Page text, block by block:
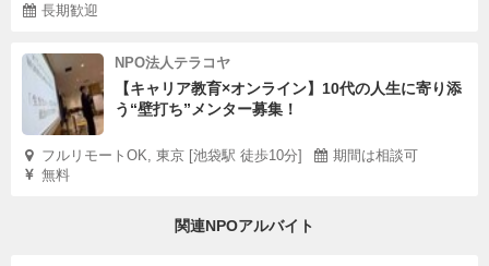
長期歓迎
NPO法人テラコヤ
【キャリア教育×オンライン】10代の人生に寄り添
う“壁打ち”メンター募集！
フルリモートOK, 東京 [池袋駅 徒歩10分]
期間は相談可
無料
関連NPOアルバイト